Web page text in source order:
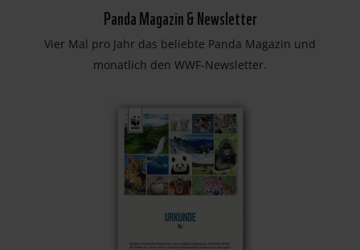
Panda Magazin & Newsletter
Vier Mal pro Jahr das beliebte Panda Magazin und
monatlich den WWF-Newsletter.